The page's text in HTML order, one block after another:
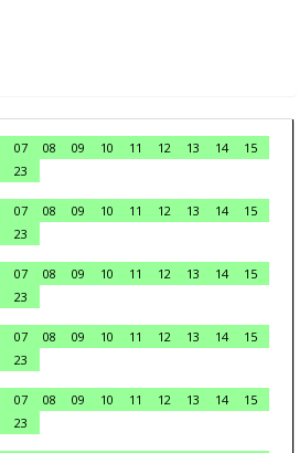
07 08 09 10 11 12 13 14
15
23
07 08 09 10 11 12 13 14
15
23
07 08 09 10 11 12 13 14
15
23
07 08 09 10 11 12 13 14
15
23
07 08 09 10 11 12 13 14
15
23